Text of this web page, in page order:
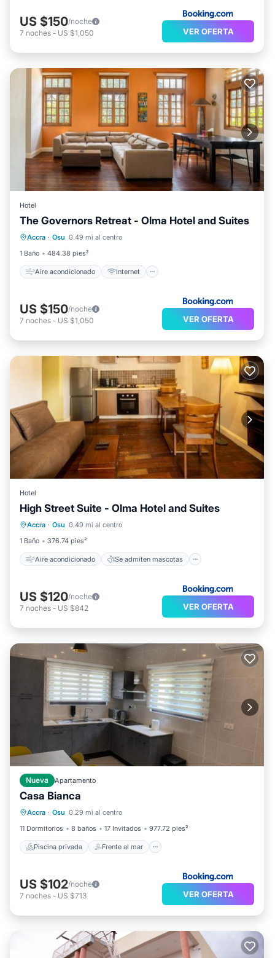
US $150/noche
7 noches - US $1,050 VER OFERTA
Hotel
The Governors Retreat - Olma Hotel and Suites
Accra · Osu 0.49 mi al centro
1 Baño
484.38 pies²
Aire acondicionado Internet
Aire acondicionado
Internet
Se admiten mascotas
US $150/noche
7 noches - US $1,050 VER OFERTA
Hotel
High Street Suite - Olma Hotel and Suites
Accra · Osu 0.49 mi al centro
1 Baño
376.74 pies²
Aire acondicionado Se admiten mascotas
Se admiten mascotas
Apto para niños
Lavandería
US $120/noche
7 noches - US $842 VER OFERTA
Nueva Apartamento
Casa Bianca
Accra · Osu 0.29 mi al centro
11 Dormitorios
8 baños 17 Invitados 977.72 pies²
Piscina privada Frente al mar
Piscina privada
Aparcamiento
US $102/noche
7 noches - US $713 VER OFERTA